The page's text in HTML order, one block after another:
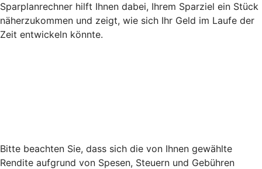
Sparplanrechner hilft Ihnen dabei, Ihrem Sparziel ein Stück
näherzukommen und zeigt, wie sich Ihr Geld im Laufe der
Zeit entwickeln könnte.
Bitte beachten Sie, dass sich die von Ihnen gewählte
Rendite aufgrund von Spesen, Steuern und Gebühren